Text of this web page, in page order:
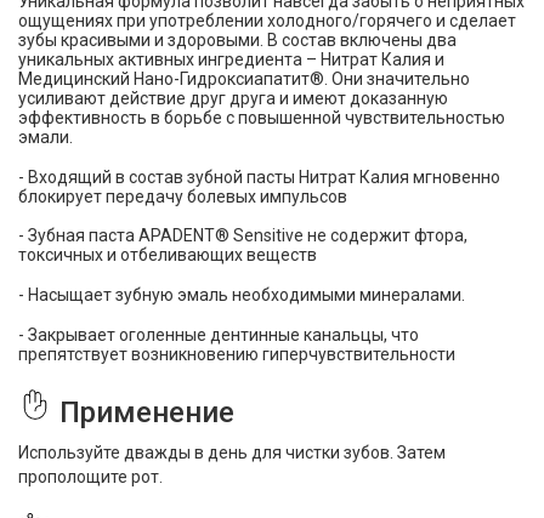
ощущениях при употреблении холодного/горячего и сделает
зубы красивыми и здоровыми. В состав включены два
уникальных активных ингредиента – Нитрат Калия и
Медицинский Нано-Гидроксиапатит® . Они значительно
усиливают действие друг друга и имеют доказанную
эффективность в борьбе с повышенной чувствительностью
эмали.
- Входящий в состав зубной пасты Нитрат Калия мгновенно
блокирует передачу болевых импульсов
- Зубная пастаAPADENT® Sensitive не содержит фтора,
токсичных и отбеливающих веществ
- Насыщает зубную эмаль необходимыми минералами.
- Закрывает оголенные дентинные канальцы, что
препятствует возникновению гиперчувствительности
Применение
Используйте дважды в день для чистки зубов. Затем
прополощите рот.